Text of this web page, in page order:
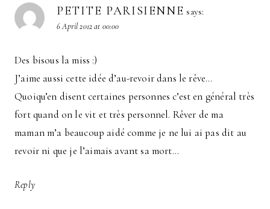
PETITE PARISIENNE says:
6 April 2012 at 00:00
Des bisous la miss :)
J’aime aussi cette idée d’au-revoir dans le rêve…
Quoiqu’en disent certaines personnes c’est en général très
fort quand on le vit et très personnel. Rêver de ma
maman m’a beaucoup aidé comme je ne lui ai pas dit au
revoir ni que je l’aimais avant sa mort…
Reply